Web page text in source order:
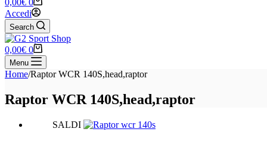
0,00€ 0
Accedi
Search
Carrello
0,00€ 0
Menu
Home/Raptor WCR 140S,head,raptor
Raptor WCR 140S,head,raptor
SALDI